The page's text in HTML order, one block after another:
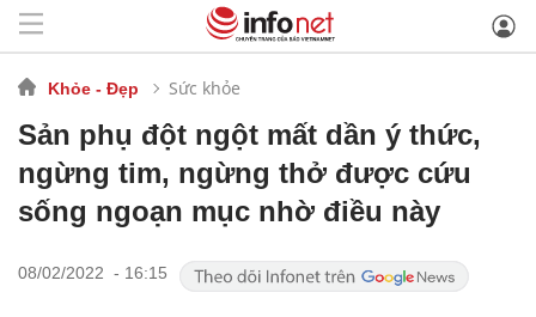
Khỏe - Đẹp Sức khỏe
Sản phụ đột ngột mất dần ý thức,
ngừng tim, ngừng thở được cứu
sống ngoạn mục nhờ điều này
08/02/2022 - 16:15